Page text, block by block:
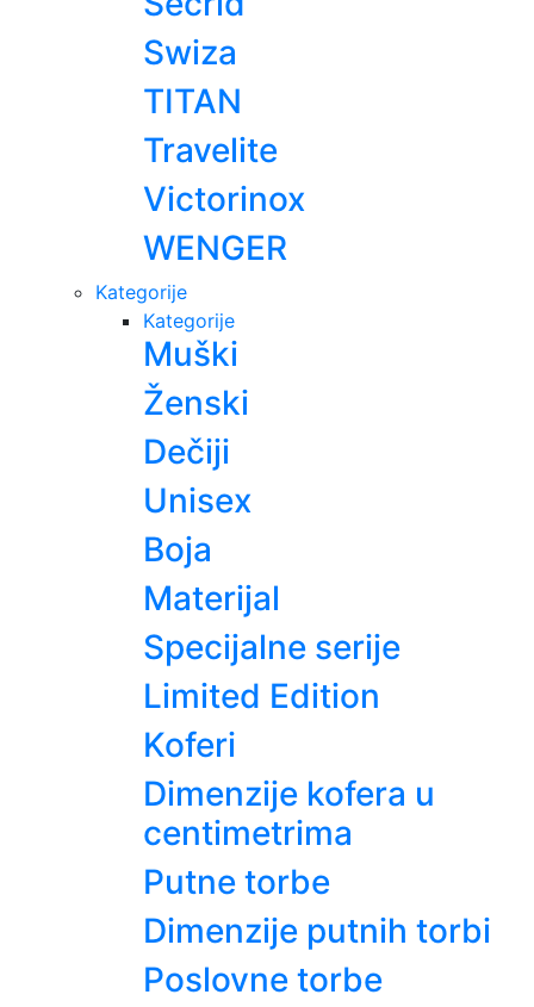
Swiza
TITAN
Travelite
Victorinox
WENGER
Kategorije
Kategorije
Muški
Ženski
Dečiji
Unisex
Boja
Materijal
Specijalne serije
Limited Edition
Koferi
Dimenzije kofera u
centimetrima
Putne torbe
Dimenzije putnih torbi
Poslovne torbe